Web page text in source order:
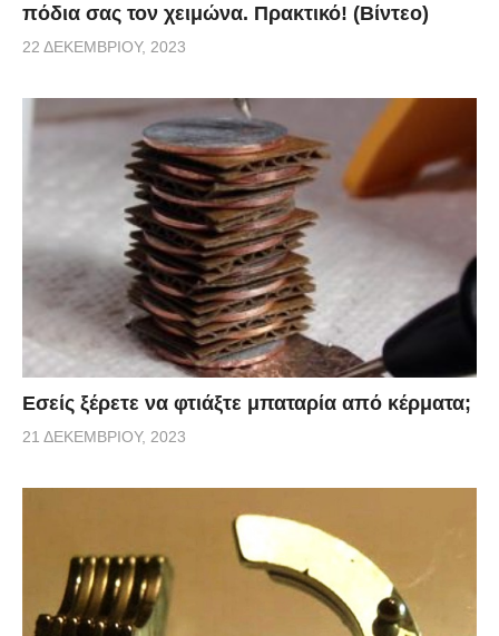
πόδια σας τον χειμώνα. Πρακτικό! (Βίντεο)
22 ΔΕΚΕΜΒΡΊΟΥ, 2023
Εσείς ξέρετε να φτιάξτε μπαταρία από κέρματα;
21 ΔΕΚΕΜΒΡΊΟΥ, 2023